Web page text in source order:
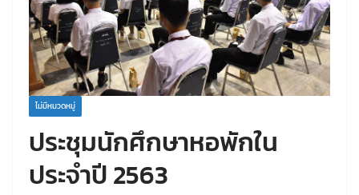
ไม่มีหมวดหมู่
ประชุมนักศึกษาหอพักใน
ประจำปี 2563